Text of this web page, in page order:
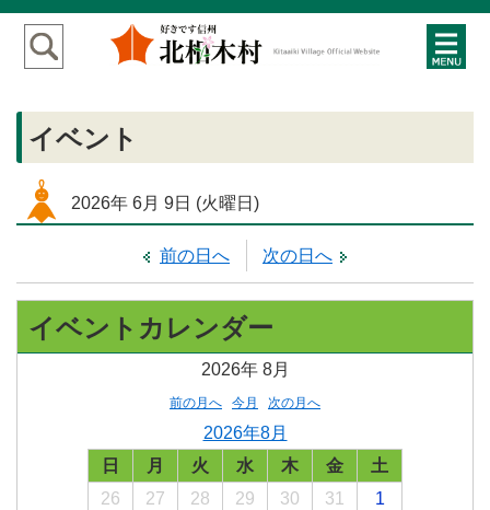
イベント
2026年 6月 9日 (火曜日 )
前の日へ 次の日へ
イベントカレンダー
2026年 8月
前の月へ 今月 次の月へ
2026年8月
日
月 火 水 木 金
土
26
27 28 29 30 31
1